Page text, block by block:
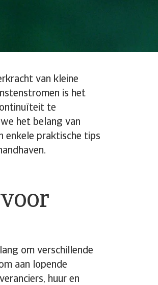
van kleine
is het
te
het belang van
enkele praktische tips
om verschillende
aan lopende
huur en